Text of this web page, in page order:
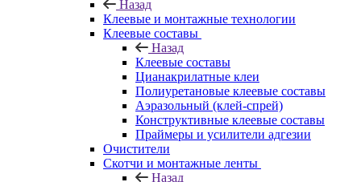
Назад
Клеевые и монтажные технологии
Клеевые составы
Назад
Клеевые составы
Цианакрилатные клеи
Полиуретановые клеевые составы
Аэразольный (клей-спрей)
Конструктивные клеевые составы
Праймеры и усилители адгезии
Очистители
Скотчи и монтажные ленты
Назад